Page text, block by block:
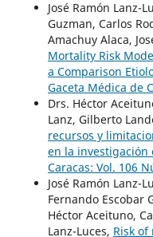
José Ramón Lanz-
Guzman, Carlos
Amachuy Alaca,
Mortality Risk
a Comparison
Gaceta Médica de
Drs. Héctor
Lanz, Gilberto
recursos y
en la investigación
Caracas: Vol. 106
José Ramón Lanz-
Fernando Escobar
Héctor Aceituno,
Lanz-Luces, Risk